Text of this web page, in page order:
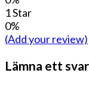
1 Star
0%
(Add your review)
Lämna ett svar